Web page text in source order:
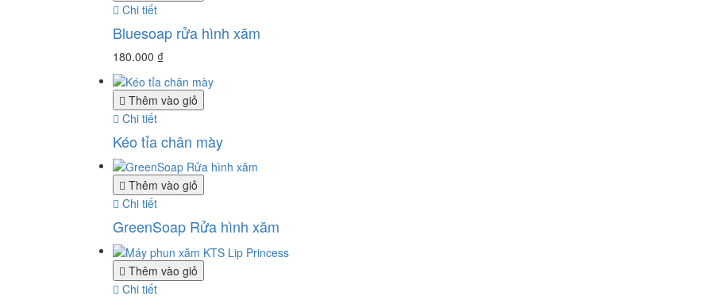
Chi tiết
Bluesoap rửa hình xăm
180.000 ₫
Thêm vào giỏ
Chi tiết
Kéo tỉa chân mày
Thêm vào giỏ
Chi tiết
GreenSoap Rửa hình xăm
Thêm vào giỏ
Chi tiết